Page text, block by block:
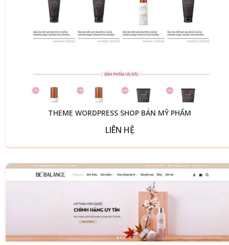
THEME WORDPRESS SHOP BÁN MỸ PHẨM
LIÊN HỆ